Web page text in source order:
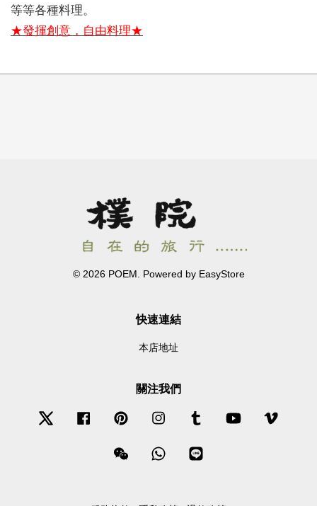
等等各種料理。
★發揮創意，自由料理★
© 2026 POEM. Powered by EasyStore
快速連結
本店地址
關注我們
Twitter Facebook Pinterest Instagram Tumblr YouTube
Wechat Whatsapp